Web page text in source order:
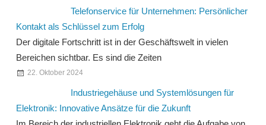
Telefonservice für Unternehmen: Persönlicher
Kontakt als Schlüssel zum Erfolg
Der digitale Fortschritt ist in der Geschäftswelt in vielen
Bereichen sichtbar. Es sind die Zeiten
22. Oktober 2024
Industriegehäuse und Systemlösungen für
Elektronik: Innovative Ansätze für die Zukunft